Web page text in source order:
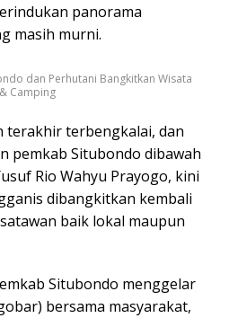
panorama
masih murni.
dan Perhutani Bangkitkan Wisata
Camping
terakhir terbengkalai, dan
pemkab Situbondo dibawah
Rio Wahyu Prayogo, kini
dibangkitkan kembali
baik lokal maupun
Situbondo menggelar
bersama masyarakat,